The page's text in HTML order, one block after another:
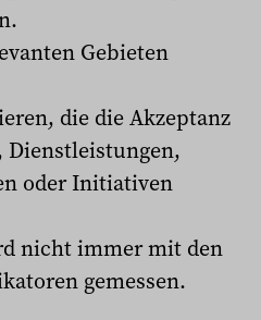
Gebieten
die die Akzeptanz
Dienstleistungen,
oder Initiativen
nicht immer mit den
gemessen.